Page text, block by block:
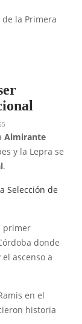
Almirante
y la Lepra se
.
Selección de
primer
donde
ascenso a
en el
historia